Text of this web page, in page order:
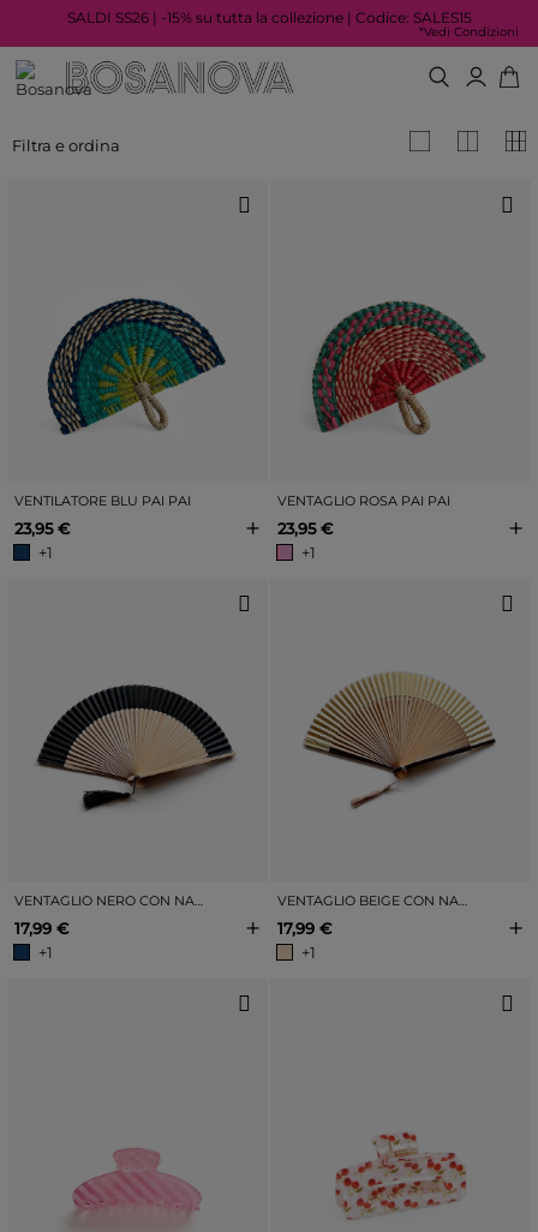
SALDI SS26 | -15% su tutta la collezione | Codice: SALES15
*Vedi Condizioni
Filtra e ordina
VENTILATORE BLU PAI PAI
23,95 €
+1
+
VENTAGLIO ROSA PAI PAI
23,95 €
+1
+
VENTAGLIO NERO CON NAPPA
17,99 €
+1
+
VENTAGLIO BEIGE CON NAPPA
17,99 €
+1
+